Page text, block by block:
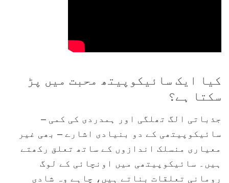
کیا ایک سائیکوپیتھ محبت میں پڑ
سکتا ہے؟
جذباتی الگ تھلگی اور ہمدردی کی کمی –
سائیکوپیتھی کے دو بنیادی اشارے – بھی غیر
معیاری منسلک اندازوں کے ساتھ تعلق رکھتے
ہیں۔ سائیکوپیتھی میں اونچائی کے لوگ
رومانی تعلقات بناتے ہیں، چاہے وہ شادی